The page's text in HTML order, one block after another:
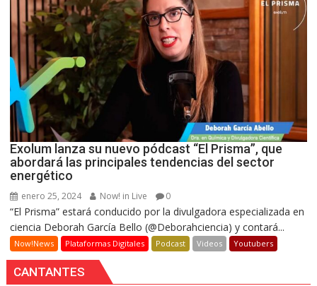
Exolum lanza su nuevo pódcast “El Prisma”, que
abordará las principales tendencias del sector
energético
enero 25, 2024 Now! in Live 0
“El Prisma” estará conducido por la divulgadora especializada en
ciencia Deborah García Bello (@Deborahciencia) y contará...
Now!News Plataformas Digitales Podcast Videos Youtubers
CANTANTES